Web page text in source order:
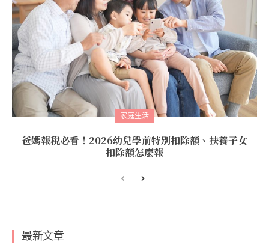
家庭生活
爸媽報稅必看！2026幼兒學前特別扣除額、扶養子女
扣除額怎麼報
最新文章